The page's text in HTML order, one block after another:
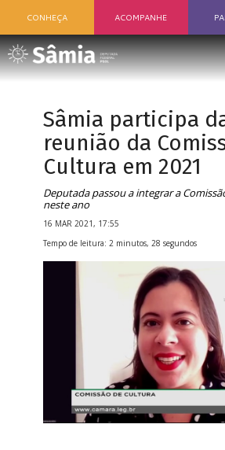
CONHEÇA ACOMPANHE
Sâmia participa
reunião da
Cultura em 2021
Deputada passou a integrar a
neste ano
16 MAR 2021, 17:55
Tempo de leitura: 2 minutos, 28 segundos